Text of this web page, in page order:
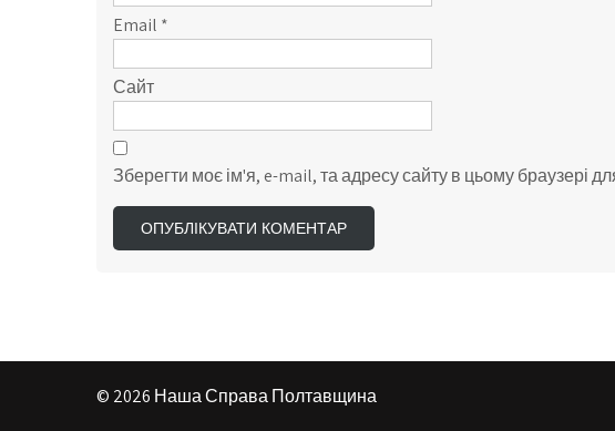
Email *
Сайт
Зберегти моє ім'я, e-mail, та адресу сайту в цьому браузері
© 2026 Наша Справа Полтавщина